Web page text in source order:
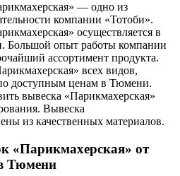
— одно из
компании «Тотоби».
осуществляется в
Большой опыт работы компании
ассортимент продукта.
всех видов,
доступным ценам в Тюмени.
вывеска «Парикмахерская»
Вывеска
из качественных материалов.
«Парикмахерская» от
Тюмени